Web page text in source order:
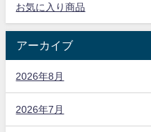
お気に入り商品
アーカイブ
2026年8月
2026年7月